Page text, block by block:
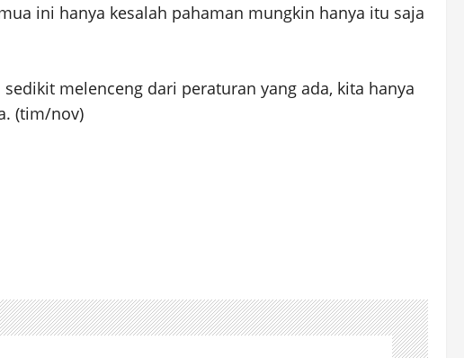
ini hanya kesalah pahaman mungkin hanya itu saja
melenceng dari peraturan yang ada, kita hanya
(tim/nov)